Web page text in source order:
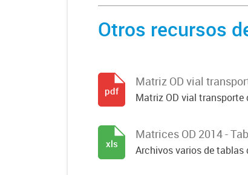
Otros recursos
Matriz OD vial
Matriz OD vial transporte
pdf
Matrices OD 2014 -
Archivos varios de tablas
xls